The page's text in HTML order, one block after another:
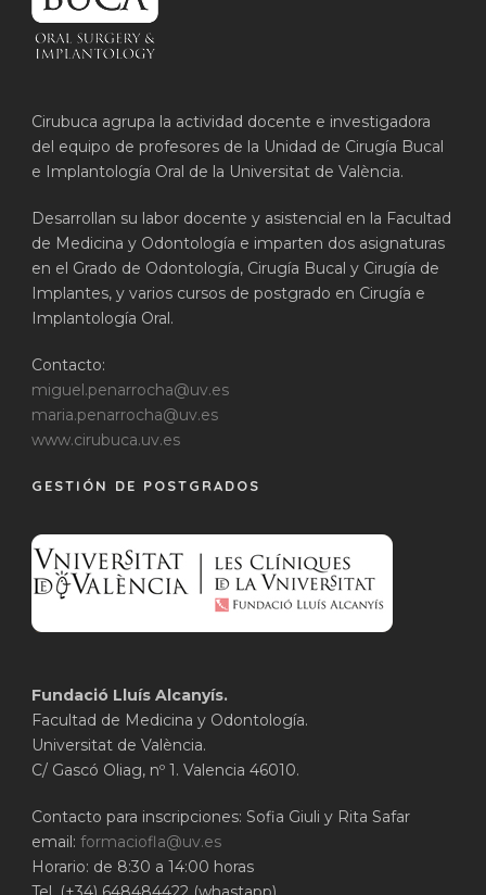
Cirubuca agrupa la actividad docente e investigadora
del equipo de profesores de la Unidad de Cirugía Bucal
e Implantología Oral de la Universitat de València.
Desarrollan su labor docente y asistencial en la Facultad
de Medicina y Odontología e imparten dos asignaturas
en el Grado de Odontología, Cirugía Bucal y Cirugía de
Implantes, y varios cursos de postgrado en Cirugía e
Implantología Oral.
Contacto:
miguel.penarrocha@uv.es
maria.penarrocha@uv.es
www.cirubuca.uv.es
GESTIÓN DE POSTGRADOS
Fundació Lluís Alcanyís.
Facultad de Medicina y Odontología.
Universitat de València.
C/ Gascó Oliag, nº 1. Valencia 46010.
Contacto para inscripciones: Sofia Giuli y Rita Safar
email: formaciofla@uv.es
Horario: de 8:30 a 14:00 horas